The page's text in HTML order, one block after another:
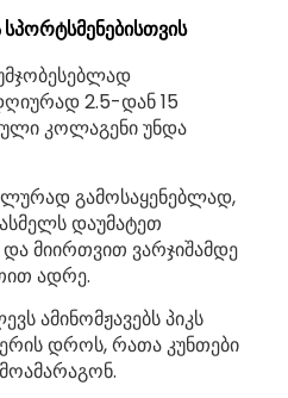
2.5-დან 15
კოლაგენი უნდა
გამოსაყენებლად,
დაუმატეთ
მიირთვით ვარჯიშამდე
ადრე.
ამინომჟავებს პიკს
დროს, რათა კუნთები